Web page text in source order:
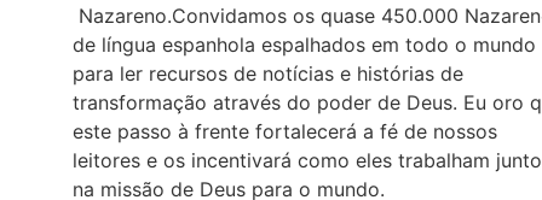
Nazareno.Convidamos os quase 450.000
de língua espanhola espalhados em todo o mundo
para ler recursos de notícias e histórias de
transformação através do poder de Deus. Eu oro
este passo à frente fortalecerá a fé de nossos
leitores e os incentivará como eles trabalham
na missão de Deus para o mundo.